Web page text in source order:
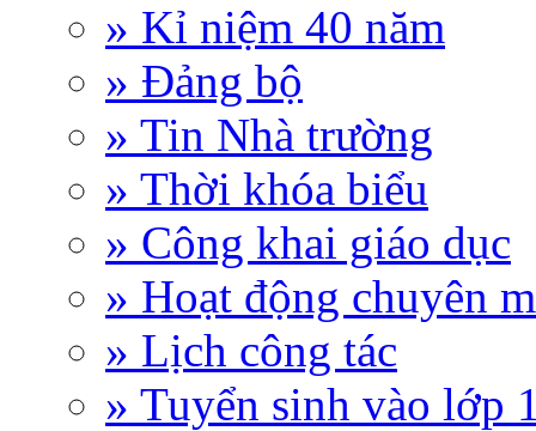
» Kỉ niệm 40 năm
» Đảng bộ
» Tin Nhà trường
» Thời khóa biểu
» Công khai giáo dục
» Hoạt động chuyên
» Lịch công tác
» Tuyển sinh vào lớp